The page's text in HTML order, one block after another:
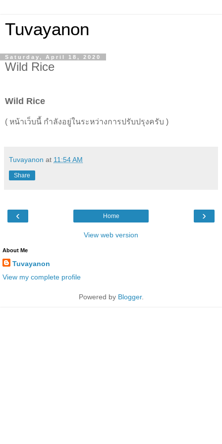
Tuvayanon
Saturday, April 18, 2020
Wild Rice
Wild Rice
( หน้าเว็บนี้ กำลังอยู่ในระหว่างการปรับปรุงครับ )
Tuvayanon at 11:54 AM
Share
‹ ›
Home
View web version
About Me
Tuvayanon
View my complete profile
Powered by Blogger.